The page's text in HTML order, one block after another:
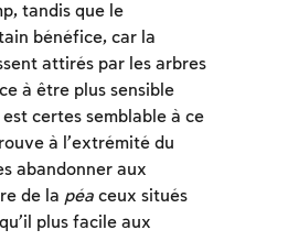
tandis que le
bénéfice, car la
attirés par les arbres
à être plus sensible
certes semblable à ce
à l’extrémité du
abandonner aux
de la péaceux situés
plus facile aux